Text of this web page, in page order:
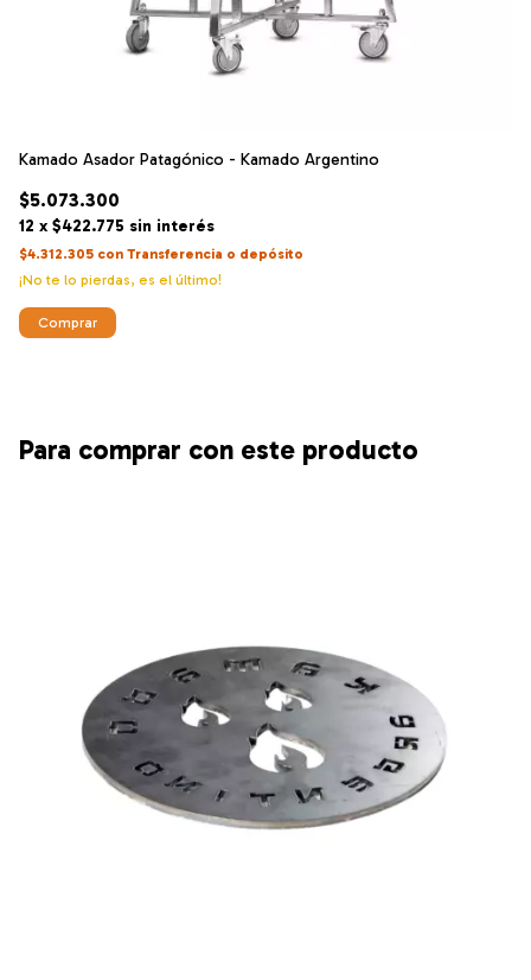
Kamado Asador Patagónico - Kamado Argentino
$5.073.300
12 x $422.775 sin interés
$4.312.305 con Transferencia o depósito
¡No te lo pierdas, es el último!
Comprar
Para comprar con este producto